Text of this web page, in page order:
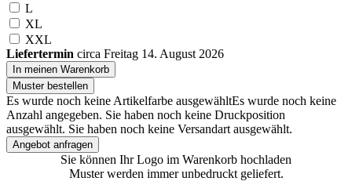
L
XL
XXL
Liefertermin circa Freitag 14. August 2026
In meinen Warenkorb
Muster bestellen
Es wurde noch keine Artikelfarbe ausgewähltEs wurde noch keine
Anzahl angegeben. Sie haben noch keine Druckposition
ausgewählt. Sie haben noch keine Versandart ausgewählt.
Angebot anfragen
Sie können Ihr Logo im Warenkorb hochladen
Muster werden immer unbedruckt geliefert.